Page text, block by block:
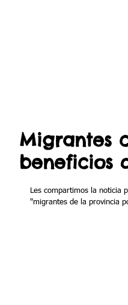
Migrantes
beneficios
Les compartimos la noticia
"migrantes de la provincia